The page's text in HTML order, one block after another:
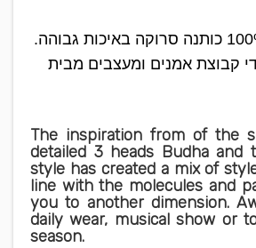
קבוצת אמנים ומעצבים מבית
The inspiration from of the
detailed 3 heads Budha and
style has created a mix of
line with the molecules and
you to another dimension.
daily wear, musical show or
season.